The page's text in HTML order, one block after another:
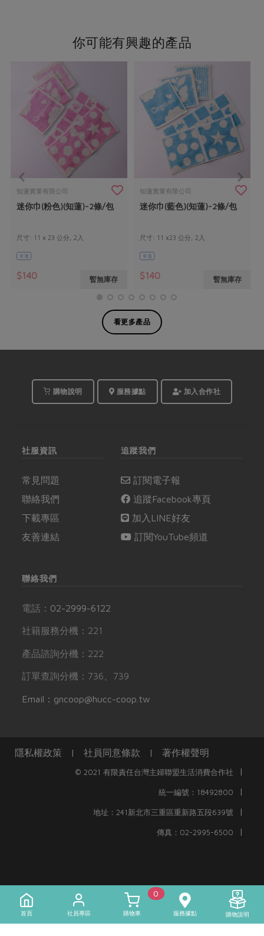
你可能有興趣的產品
知蓮實業有限公司
迷你巾(粉色)(知蓮)-2條/包
尺寸: 11 x 23 公分, 2入
常溫
$140 暫無庫存
知蓮實業有限公司
迷你巾(藍色)(知蓮)-2條/包
尺寸: 11 x23 公分, 2入
常溫
$140 暫無庫存
看更多產品
購物說明 服務據點 加入合作社
社服資訊
常見問題
聯絡我們
下載專區
友善連結
追蹤我們
訂閱電子報
追蹤Facebook專頁
加入LINE好友
訂閱YouTube頻道
聯絡我們
電話： 02-2999-6122
社籍服務分機：221
產品諮詢分機：222
訂單查詢分機：736、739
Email：gncoop@hucc-coop.tw
隱私權政策 | 社員同意條款 | 著作權聲明
© 2021 有限責任台灣主婦聯盟生活消費合作社 |
統一編號：18492800 |
地址：241新北市三重區重新路五段639號 |
傳真：02-2995-6500 |
首頁 社員專區
0
購物車 服務據點 購物說明